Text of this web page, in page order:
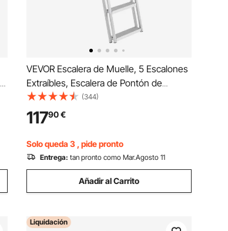
VEVOR Escalera de Muelle, 5 Escalones
Extraíbles, Escalera de Pontón de
Aleación de Aluminio con Escalón
Pedales Antideslizantes Fácil de Instalar
para Barco, Lago, Piscina, Embarque
Marino
(344)
11790€
Solo queda 3 , pide pronto
Entrega: tan pronto como Mar.Agosto 11
Añadir al Carrito
Liquidación